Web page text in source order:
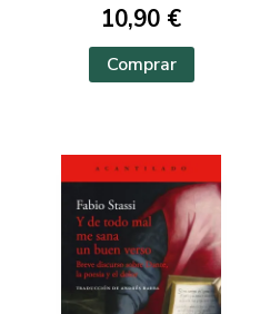
10,90 €
Comprar